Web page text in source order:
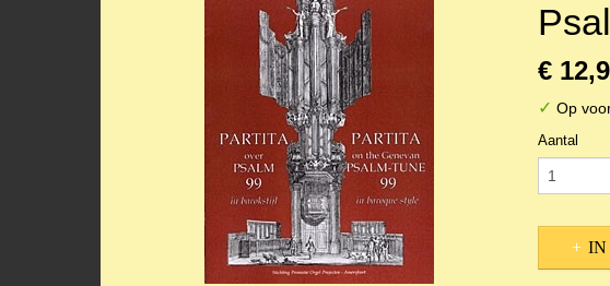
€
✓ Op
Aantal
IN